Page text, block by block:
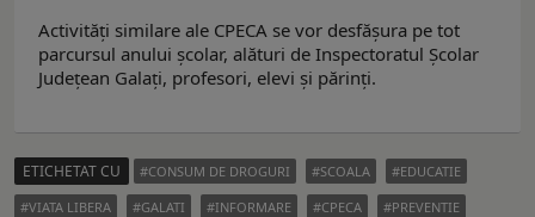
Activități similare ale CPECA se vor desfăşura pe tot
parcursul anului școlar, alături de Inspectoratul Școlar
Județean Galați, profesori, elevi și părinți.
ETICHETAT CU CONSUM DE DROGURI SCOALA
EDUCATIE
VIATA LIBERA
GALATI INFORMARE CPECA PREVENTIE